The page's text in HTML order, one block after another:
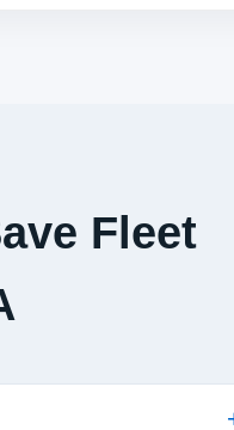
Fleet